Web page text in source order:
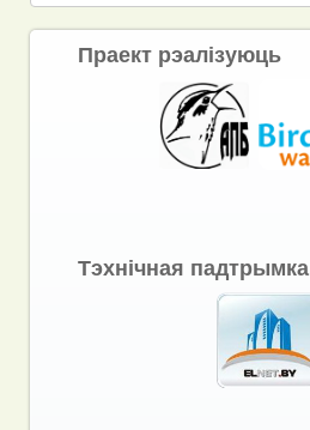
Праект рэалізуюць
Тэхнічная падтрымка